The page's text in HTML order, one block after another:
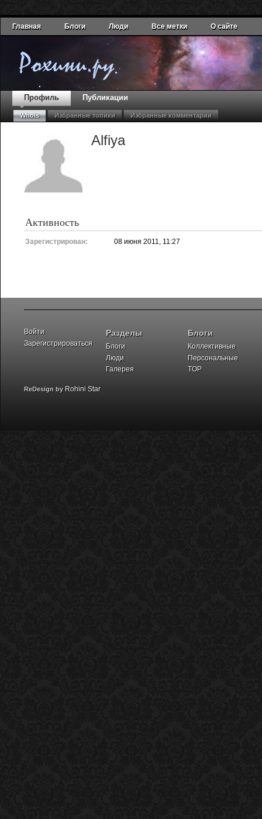
Главная Блоги Люди Все метки О сайте
Профиль
Whois Избранные топики Избранные комментарии
Публикации
Alfiya
Активность
Зарегистрирован: 08 июня 2011, 11:27
Войти
Зарегистрироваться
Разделы
Блоги
Люди
Галерея
Блоги
Коллективные
Персональные
TOP
ReDesign byRohini Star